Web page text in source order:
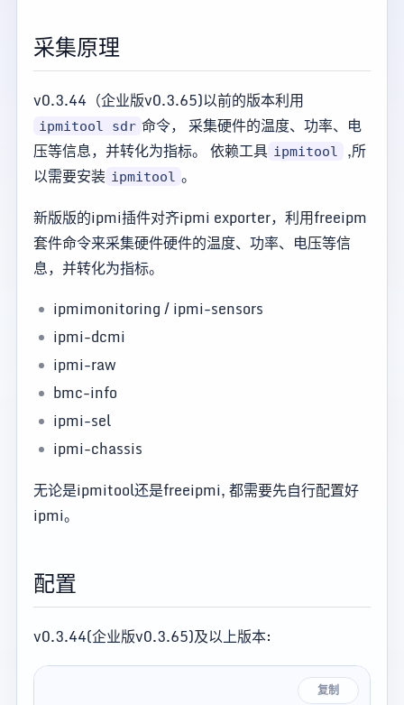
采集原理
v0.3.44（企业版v0.3.65)以前的版本利用
ipmitool sdr 命令， 采集硬件的温度、功率、电
压等信息，并转化为指标。 依赖工具 ipmitool
,所
以需要安装 ipmitool 。
新版版的ipmi插件对齐ipmi exporter，利用freeipm
套件命令来采集硬件硬件的温度、功率、电压等信
息，并转化为指标。
ipmimonitoring / ipmi-sensors
ipmi-dcmi
ipmi-raw
bmc-info
ipmi-sel
ipmi-chassis
无论是ipmitool还是freeipmi, 都需要先自行配置好
ipmi。
配置
v0.3.44(企业版v0.3.65)及以上版本:
复制